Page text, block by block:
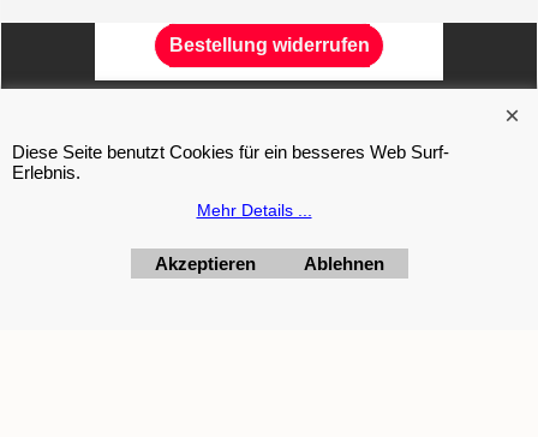
Bestellung widerrufen
Scitec Body Fashion
WebShop erstellt mit
Diese Seite benutzt Cookies für ein besseres Web Surf-
Erlebnis.
Mehr Details ...
Akzeptieren Ablehnen